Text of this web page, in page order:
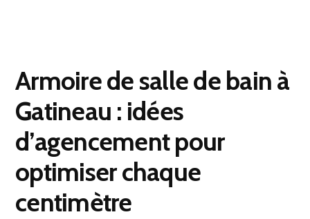
Armoire de salle de bain à
Gatineau : idées
d’agencement pour
optimiser chaque
centimètre